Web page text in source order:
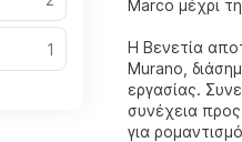
Marco μέχρι
Η Βενετία
Murano,
εργασίας.
συνέχεια προς
για
1